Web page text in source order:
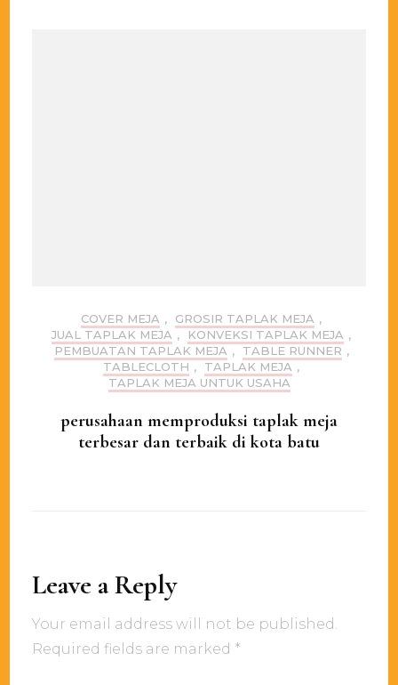
COVER MEJA , GROSIR TAPLAK MEJA ,
JUAL TAPLAK MEJA , KONVEKSI TAPLAK MEJA ,
PEMBUATAN TAPLAK MEJA , TABLE RUNNER ,
TABLECLOTH , TAPLAK MEJA ,
TAPLAK MEJA UNTUK USAHA
perusahaan memproduksi taplak meja
terbesar dan terbaik di kota batu
Leave a Reply
Your email address will not be published.
Required fields are marked *